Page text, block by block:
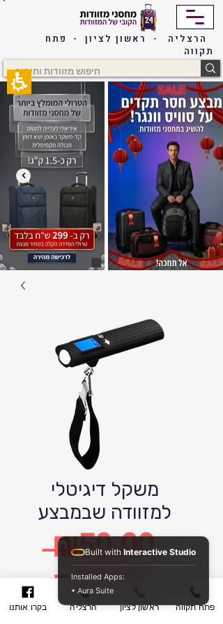
The
page,
click
to
move
the
main
Content
הרצליה - ראשון לציון - פתח
תקווה
משקל דיגיטלי
למזוודה שבמבצע
₪50.00
Regular
₪30.00
בקרו אותנו הרצליה ראשון לציון פתח תקווה
Built with Interactive Studio
Installed Apps:
• Aura Suite